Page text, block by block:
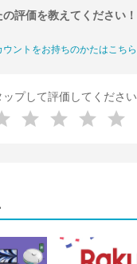
の評価を教えてください！
ウントをお持ちのかたはこちら
ップして評価してください